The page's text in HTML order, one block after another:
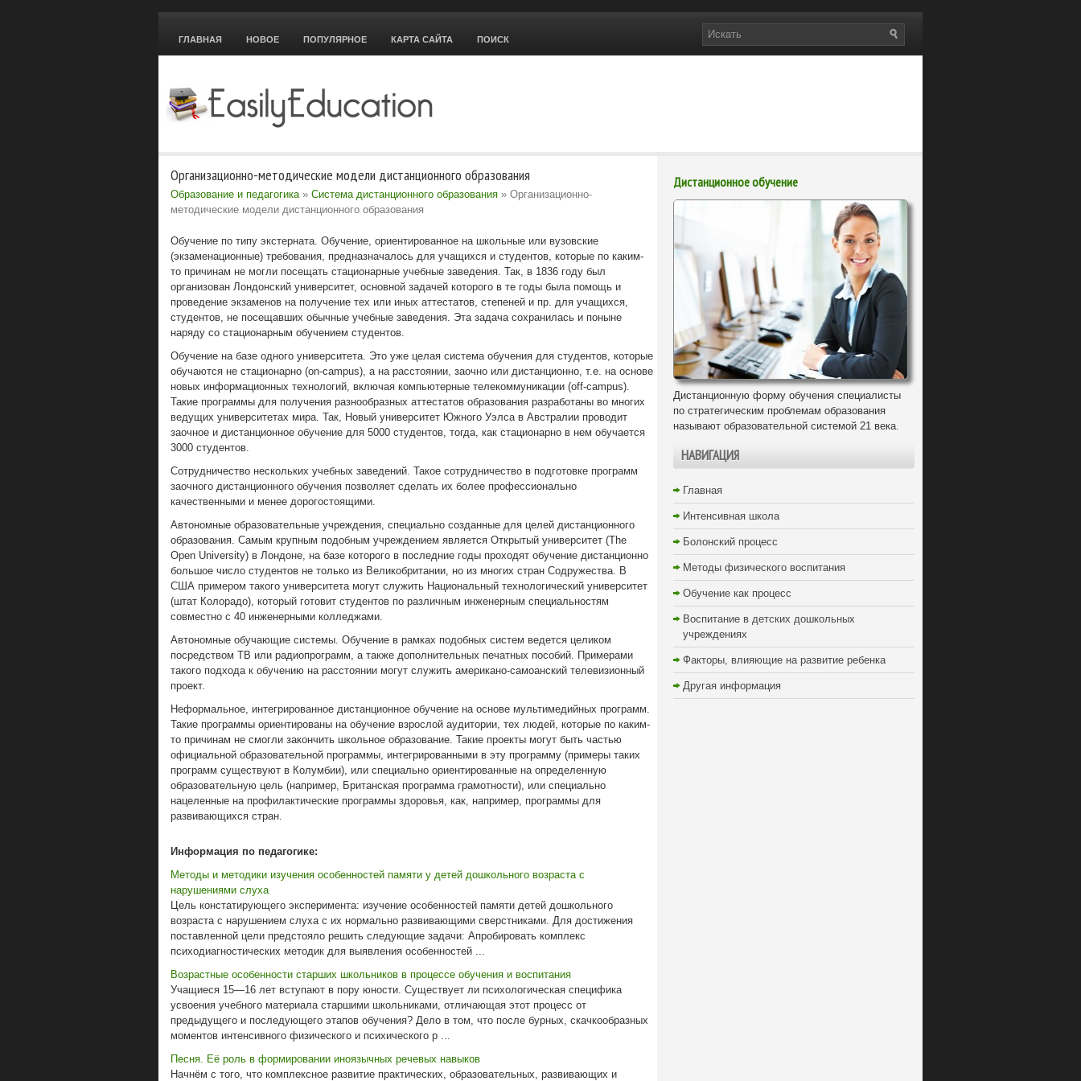
ГЛАВНАЯ НОВОЕ ПОПУЛЯРНОЕ КАРТА САЙТА ПОИСК
Организационно-методические модели дистанционного образования
Образование и педагогика» Система дистанционного образования » Организационно-
методические модели дистанционного образования
Обучение по типу экстерната. Обучение, ориентированное на школьные или вузовские
(экзаменационные) требования, предназначалось для учащихся и студентов, которые по каким-
то причинам не могли посещать стационарные учебные заведения. Так, в 1836 году был
организован Лондонский университет, основной задачей которого в те годы была помощь и
проведение экзаменов на получение тех или иных аттестатов, степеней и пр. для учащихся,
студентов, не посещавших обычные учебные заведения. Эта задача сохранилась и поныне
наряду со стационарным обучением студентов.
Обучение на базе одного университета. Это уже целая система обучения для студентов, которые
обучаются не стационарно (on-campus), а на расстоянии, заочно или дистанционно, т.е. на основе
новых информационных технологий, включая компьютерные телекоммуникации (off-campus).
Такие программы для получения разнообразных аттестатов образования разработаны во многих
ведущих университетах мира. Так, Новый университет Южного Уэлса в Австралии проводит
заочное и дистанционное обучение для 5000 студентов, тогда, как стационарно в нем обучается
3000 студентов.
Сотрудничество нескольких учебных заведений. Такое сотрудничество в подготовке программ
заочного дистанционного обучения позволяет сделать их более профессионально
качественными и менее дорогостоящими.
Автономные образовательные учреждения, специально созданные для целей дистанционного
образования. Самым крупным подобным учреждением является Открытый университет (The
Open University) в Лондоне, на базе которого в последние годы проходят обучение дистанционно
большое число студентов не только из Великобритании, но из многих стран Содружества. В
США примером такого университета могут служить Национальный технологический университет
(штат Колорадо), который готовит студентов по различным инженерным специальностям
совместно с 40 инженерными колледжами.
Автономные обучающие системы. Обучение в рамках подобных систем ведется целиком
посредством ТВ или радиопрограмм, а также дополнительных печатных пособий. Примерами
такого подхода к обучению на расстоянии могут служить американо-самоанский телевизионный
проект.
Неформальное, интегрированное дистанционное обучение на основе мультимедийных программ.
Такие программы ориентированы на обучение взрослой аудитории, тех людей, которые по каким-
то причинам не смогли закончить школьное образование. Такие проекты могут быть частью
официальной образовательной программы, интегрированными в эту программу (примеры таких
программ существуют в Колумбии), или специально ориентированные на определенную
образовательную цель (например, Британская программа грамотности), или специально
нацеленные на профилактические программы здоровья, как, например, программы для
развивающихся стран.
Информация по педагогике:
Методы и методики изучения особенностей памяти у детей дошкольного возраста с
нарушениями слуха
Цель констатирующего эксперимента: изучение особенностей памяти детей дошкольного
возраста с нарушением слуха с их нормально развивающими сверстниками. Для достижения
поставленной цели предстояло решить следующие задачи: Апробировать комплекс
психодиагностических методик для выявления особенностей ...
Возрастные особенности старших школьников в процессе обучения и воспитания
Учащиеся 15—16 лет вступают в пору юности. Существует ли психологическая специфика
усвоения учебного материала старшими школьниками, отличающая этот процесс от
предыдущего и последующего этапов обучения? Дело в том, что после бурных, скачкообразных
моментов интенсивного физического и психического р ...
Песня. Её роль в формировании иноязычных речевых навыков
Начнём с того, что комплексное развитие практических, образовательных, развивающих и
Дистанционное обучение
Дистанционную форму обучения специалисты
по стратегическим проблемам образования
называют образовательной системой 21 века.
НАВИГАЦИЯ
Главная
Интенсивная школа
Болонский процесс
Методы физического воспитания
Обучение как процесс
Воспитание в детских дошкольных
учреждениях
Факторы, влияющие на развитие ребенка
Другая информация